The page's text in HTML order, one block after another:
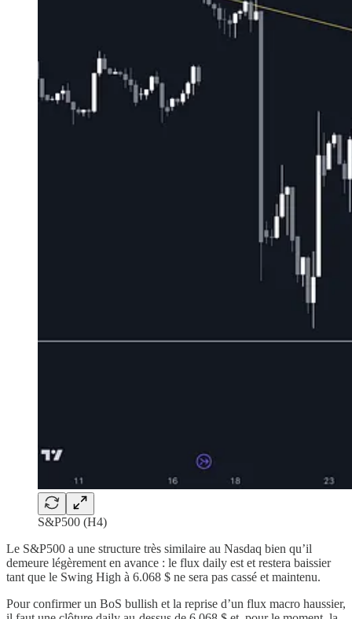
S&P500 (H4)
Le S&P500 a une structure très similaire au Nasdaq bien qu’il
demeure légèrement en avance : le flux daily est et restera baissier
tant que le Swing High à 6.068 $ ne sera pas cassé et maintenu.
Pour confirmer un BoS bullish et la reprise d’un flux macro haussier,